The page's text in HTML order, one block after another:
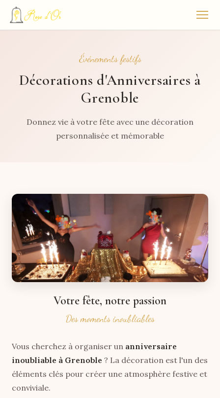
Événements festifs
Décorations d'Anniversaires à
Grenoble
Donnez vie à votre fête avec une décoration
personnalisée et mémorable
Votre fête, notre passion
Des moments inoubliables
Vous cherchez à organiser un anniversaire
inoubliable à Grenoble ? La décoration est l'un des
éléments clés pour créer une atmosphère festive et
conviviale.